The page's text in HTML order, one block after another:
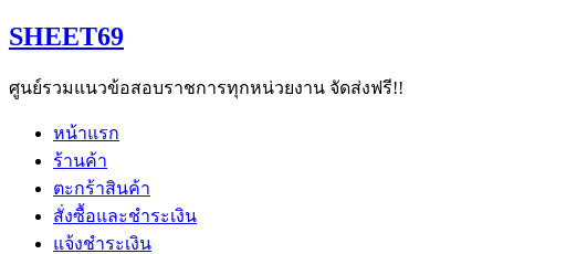
Skip
to
SHEET69
ศูนย์รวมแนวข้อสอบราชการทุกหน่วยงาน จัดส่งฟรี!!
หน้าแรก
ร้านค้า
ตะกร้าสินค้า
สั่งซื้อและชำระเงิน
แจ้งชำระเงิน